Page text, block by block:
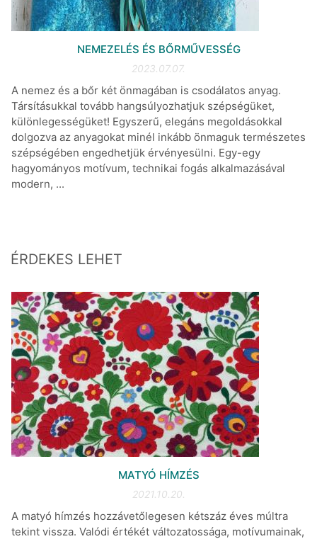
NEMEZELÉS ÉS BŐRMŰVESSÉG
2023.07.07.
A nemez és a bőr két önmagában is csodálatos anyag.
Társításukkal tovább hangsúlyozhatjuk szépségüket,
különlegességüket! Egyszerű, elegáns megoldásokkal
dolgozva az anyagokat minél inkább önmaguk természetes
szépségében engedhetjük érvényesülni. Egy-egy
hagyományos motívum, technikai fogás alkalmazásával
modern, ...
ÉRDEKES LEHET
MATYÓ HÍMZÉS
2021.10.20.
A matyó hímzés hozzávetőlegesen kétszáz éves múltra
tekint vissza. Valódi értékét változatossága, motívumainak,